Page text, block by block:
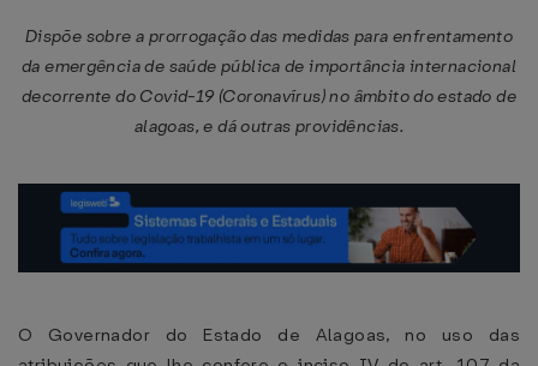
Dispõe sobre a prorrogação das medidas para enfrentamento
da emergência de saúde pública de importância internacional
decorrente do Covid-19 (Coronavírus) no âmbito do estado de
alagoas, e dá outras providências.
O Governador do Estado de Alagoas, no uso das